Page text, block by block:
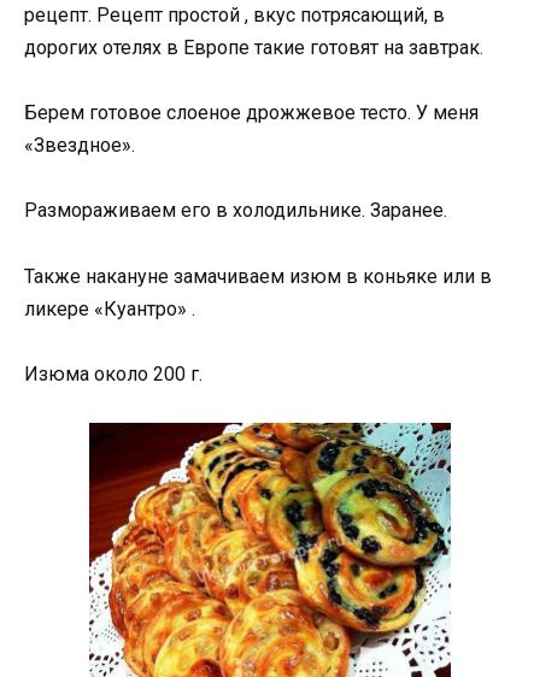
рецепт. Рецепт простой , вкус потрясающий, в
дорогих отелях в Европе такие готовят на завтрак.
Берем готовое слоеное дрожжевое тесто. У меня
«Звездное».
Размораживаем его в холодильнике. Заранее.
Также накануне замачиваем изюм в коньяке или в
ликере «Куантро» .
Изюма около 200 г.